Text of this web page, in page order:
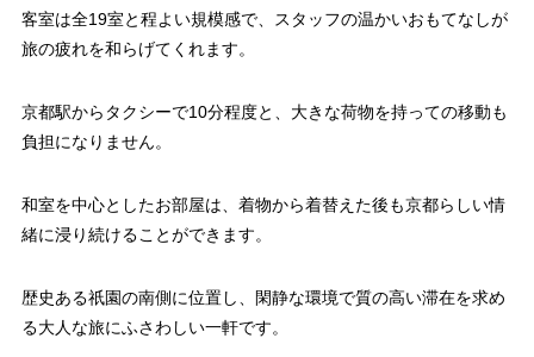
客室は全19室と程よい規模感で、スタッフの温かいおもてなしが
旅の疲れを和らげてくれます。
京都駅からタクシーで10分程度と、大きな荷物を持っての移動も
負担になりません。
和室を中心としたお部屋は、着物から着替えた後も京都らしい情
緒に浸り続けることができます。
歴史ある祇園の南側に位置し、閑静な環境で質の高い滞在を求め
る大人な旅にふさわしい一軒です。